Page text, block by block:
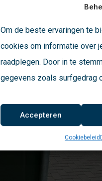
Om de beste ervaringen te
cookies om informatie over
raadplegen. Door in te
gegevens zoals surfgedrag
Accepteren
Cookiebeleid